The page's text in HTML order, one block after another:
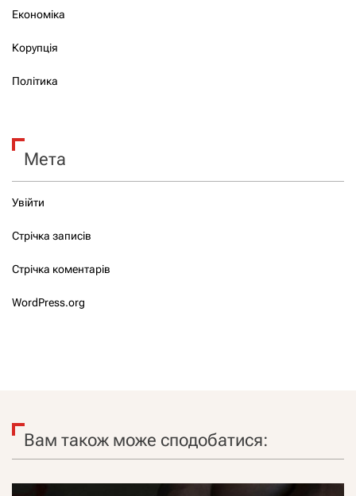
Економіка
Корупція
Політика
Мета
Увійти
Стрічка записів
Стрічка коментарів
WordPress.org
Вам також може сподобатися: